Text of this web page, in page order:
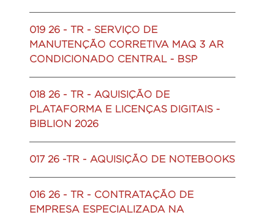
019 26 - TR - SERVIÇO DE
MANUTENÇÃO CORRETIVA MAQ 3 AR
CONDICIONADO CENTRAL - BSP
018 26 - TR - AQUISIÇÃO DE
PLATAFORMA E LICENÇAS DIGITAIS -
BIBLION 2026
017 26 -TR - AQUISIÇÃO DE NOTEBOOKS
016 26 - TR - CONTRATAÇÃO DE
EMPRESA ESPECIALIZADA NA